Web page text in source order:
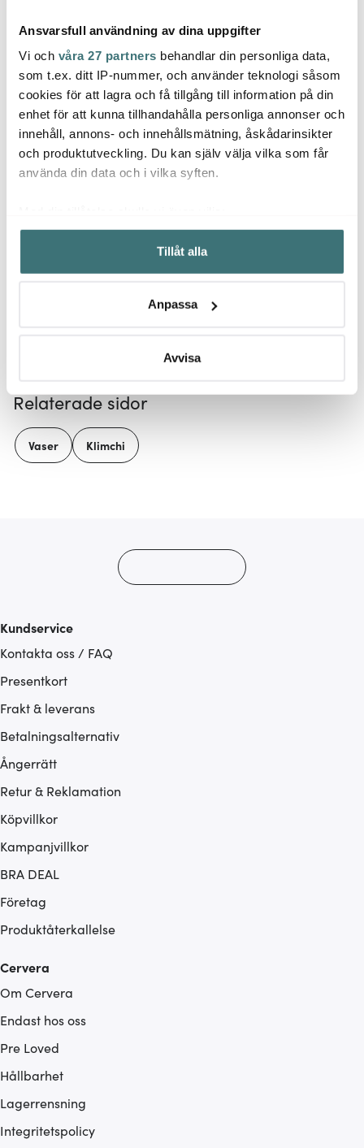
Ansvarsfull användning av dina uppgifter
Vi och våra 27 partners behandlar din personliga data,
som t.ex. ditt IP-nummer, och använder teknologi såsom
cookies för att lagra och få tillgång till information på din
enhet för att kunna tillhandahålla personliga annonser och
innehåll, annons- och innehållsmätning, åskådarinsikter
och produktutveckling. Du kan själv välja vilka som får
använda din data och i vilka syften.
Samla in information om din geografiska plats som
kan ha en noggrannhet på upp till flera meter
Identifiera din enhet genom att aktivt skanna den för
Ta reda på mer om hur dina personliga uppgifter
Du kan ändra eller dra tillbaka ditt samtycke när som
Vi använder cookies för att innehållet och annonserna
ska anpassas efter det som vi tror att du tycker om. Det
gör också att vi kan analysera vår trafik och göra
Tillåt alla
Anpassa
Avvisa
Klimchi
Marika vas 16 cm
rosaline
839 kr 1119 kr
Klimchi
Hobnail karaff 2 l klar
med guldhandtag
1499 kr
Låt dig inspireras av våra kunder
Relaterade sidor
Vaser Klimchi
Kundservice
Kontakta oss / FAQ
Presentkort
Frakt & leverans
Betalningsalternativ
Ångerrätt
Retur & Reklamation
Köpvillkor
Kampanjvillkor
BRA DEAL
Företag
Produktåterkallelse
Cervera
Om Cervera
Endast hos oss
Pre Loved
Hållbarhet
Lagerrensning
Integritetspolicy